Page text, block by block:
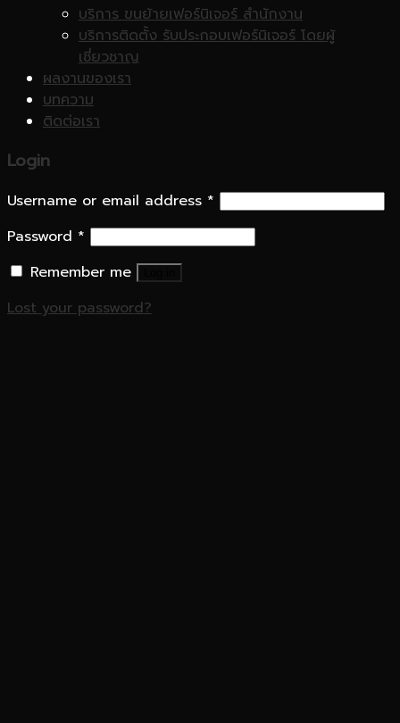
บริการ ขนย้ายเฟอร์นิเจอร์ สำนักงาน
บริการติดตั้ง รับประกอบเฟอร์นิเจอร์ โดยผู้
เชี่ยวชาญ
ผลงานของเรา
บทความ
ติดต่อเรา
Login
Username or email address *
Password *
Remember me
Lost your password?